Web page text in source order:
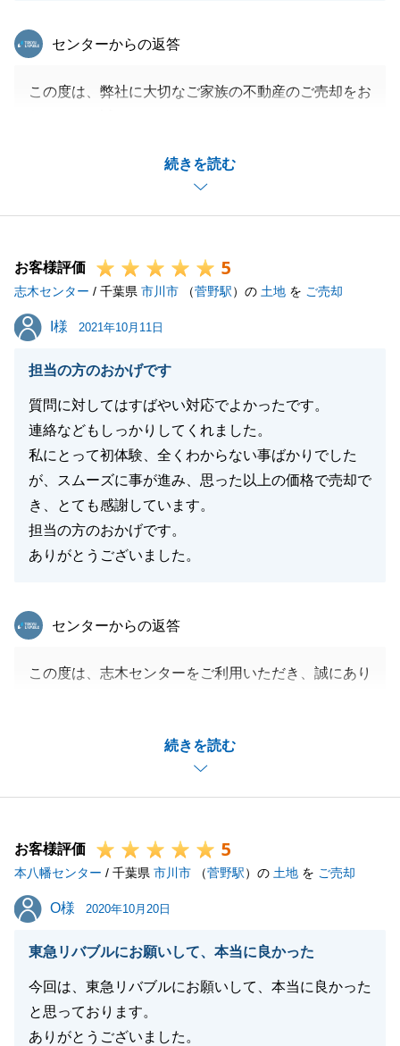
続きを読む
東急リバブル
センターからの返答
この度は、弊社に大切なご家族の不動産のご売却をお
等、越えるべきハードルが多く、何度もご対応をお願
いする機会がございましたが、いつも快くご対応頂け
ましたおかげで、トラブルなくお取引を完了すること
重ねて御礼申し上げます。
不動産に関しましてお困りごとやご相談事などござい
ましたら、いつでもお気軽にご連絡下さいませ。
今後とも、何卒宜しくお願い申し上げます。
お客様評価 5
志木センター / 千葉県 市川市 （菅野駅）の 土地 を ご売却
I様
I様 2021年10月11日
担当の方のおかげです
質問に対してはすばやい対応でよかったです。
連絡などもしっかりしてくれました。
私にとって初体験、全くわからない事ばかりでした
が、スムーズに事が進み、思った以上の価格で売却で
き、とても感謝しています。
担当の方のおかげです。
ありがとうございました。
続きを読む
東急リバブル
センターからの返答
この度は、志木センターをご利用いただき、誠にあり
Ｉ様のお知合いの方を含めて、しっかりとご売却まで
スムーズに進むことができて良かったです。
ます。
今後、税金の申告等がありますが、お気軽にご連絡い
ただければと思います。
引き続き、よろしくお願い致します。
お客様評価 5
本八幡センター / 千葉県 市川市 （菅野駅）の 土地 を ご売却
O様
O様 2020年10月20日
東急リバブルにお願いして、本当に良かった
今回は、東急リバブルにお願いして、本当に良かった
と思っております。
ありがとうございました。